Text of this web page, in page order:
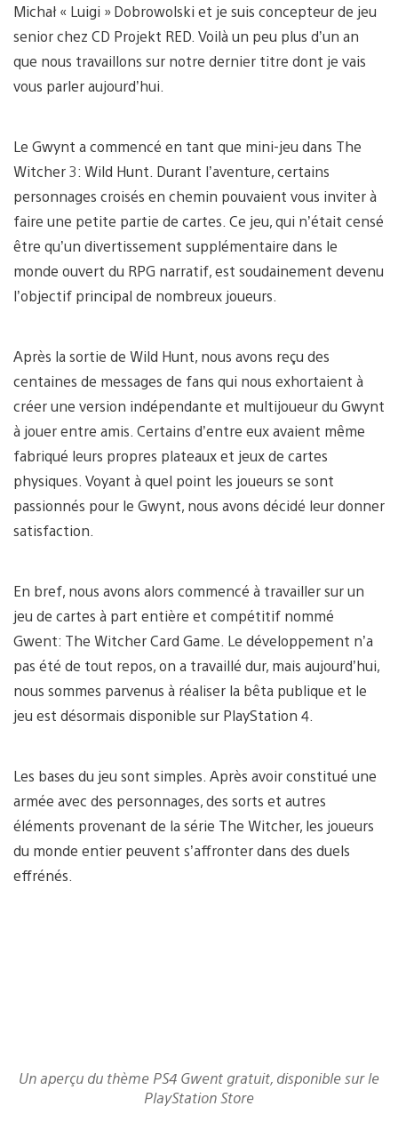
Michał « Luigi » Dobrowolski et je suis concepteur de jeu
senior chez CD Projekt RED. Voilà un peu plus d’un an
que nous travaillons sur notre dernier titre dont je vais
vous parler aujourd’hui.
Le Gwynt a commencé en tant que mini-jeu dans The
Witcher 3: Wild Hunt. Durant l’aventure, certains
personnages croisés en chemin pouvaient vous inviter à
faire une petite partie de cartes. Ce jeu, qui n’était censé
être qu’un divertissement supplémentaire dans le
monde ouvert du RPG narratif, est soudainement devenu
l’objectif principal de nombreux joueurs.
Après la sortie de Wild Hunt, nous avons reçu des
centaines de messages de fans qui nous exhortaient à
créer une version indépendante et multijoueur du Gwynt
à jouer entre amis. Certains d’entre eux avaient même
fabriqué leurs propres plateaux et jeux de cartes
physiques. Voyant à quel point les joueurs se sont
passionnés pour le Gwynt, nous avons décidé leur donner
satisfaction.
En bref, nous avons alors commencé à travailler sur un
jeu de cartes à part entière et compétitif nommé
Gwent: The Witcher Card Game. Le développement n’a
pas été de tout repos, on a travaillé dur, mais aujourd’hui,
nous sommes parvenus à réaliser la bêta publique et le
jeu est désormais disponible sur PlayStation 4.
Les bases du jeu sont simples. Après avoir constitué une
armée avec des personnages, des sorts et autres
éléments provenant de la série The Witcher, les joueurs
du monde entier peuvent s’affronter dans des duels
effrénés.
Un aperçu du thème PS4 Gwent gratuit, disponible sur le
PlayStation Store